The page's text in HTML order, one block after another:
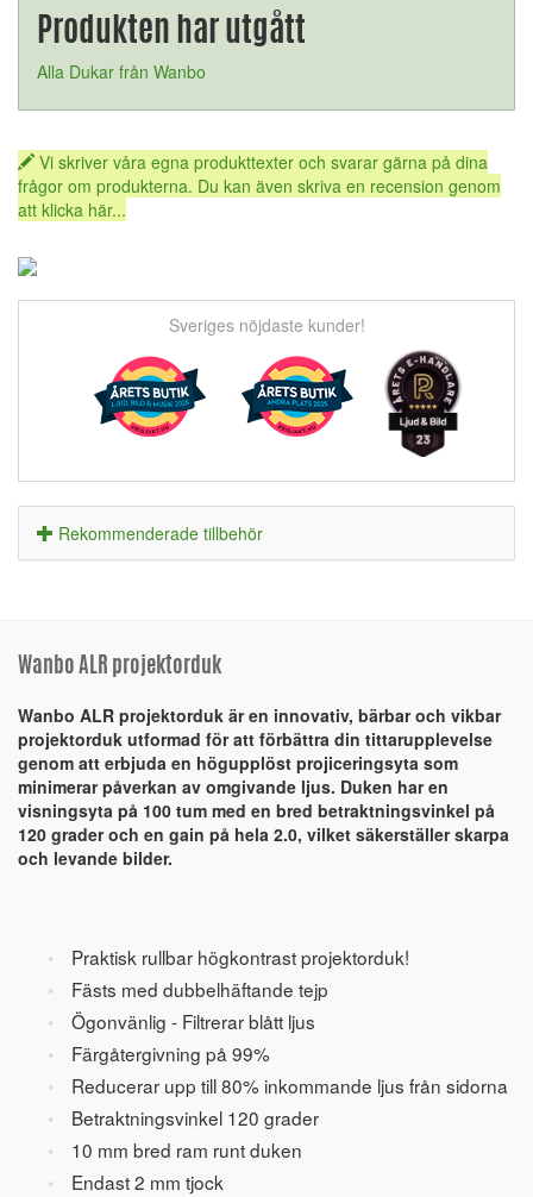
Produkten har utgått
Alla Dukar från Wanbo
Vi skriver våra egna produkttexter och svarar gärna på dina
frågor om produkterna. Du kan även skriva en recension genom
att klicka här...
Sveriges nöjdaste kunder!
Rekommenderade tillbehör
Wanbo ALR projektorduk
Wanbo ALR projektorduk är en innovativ, bärbar och vikbar
projektorduk utformad för att förbättra din tittarupplevelse
genom att erbjuda en högupplöst projiceringsyta som
minimerar påverkan av omgivande ljus. Duken har en
visningsyta på 100 tum med en bred betraktningsvinkel på
120 grader och en gain på hela 2.0, vilket säkerställer skarpa
och levande bilder.
Praktisk rullbar högkontrast projektorduk!
Fästs med dubbelhäftande tejp
Ögonvänlig - Filtrerar blått ljus
Färgåtergivning på 99%
Reducerar upp till 80% inkommande ljus från sidorna
Betraktningsvinkel 120 grader
10 mm bred ram runt duken
Endast 2 mm tjock